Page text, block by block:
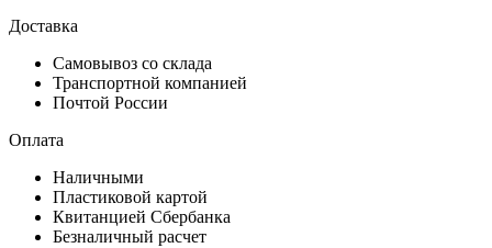
Доставка
Самовывоз со склада
Транспортной компанией
Почтой России
Оплата
Наличными
Пластиковой картой
Квитанцией Сбербанка
Безналичный расчет